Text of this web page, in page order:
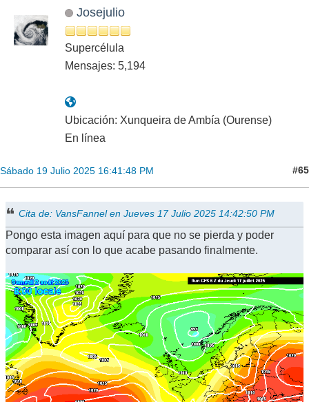
Josejulio
Supercélula
Mensajes: 5,194
Ubicación: Xunqueira de Ambía (Ourense)
En línea
Sábado 19 Julio 2025 16:41:48 PM #65
Cita de: VansFannel en Jueves 17 Julio 2025 14:42:50 PM
Pongo esta imagen aquí para que no se pierda y poder
comparar así con lo que acabe pasando finalmente.